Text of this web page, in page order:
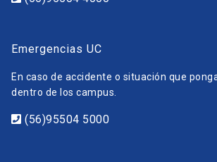
Emergencias UC
En caso de accidente o situación que
dentro de los campus.
(56)95504 5000